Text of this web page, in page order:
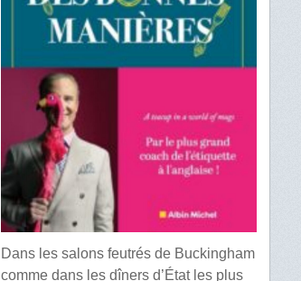
Dans les salons feutrés de Buckingham
comme dans les dîners d’État les plus